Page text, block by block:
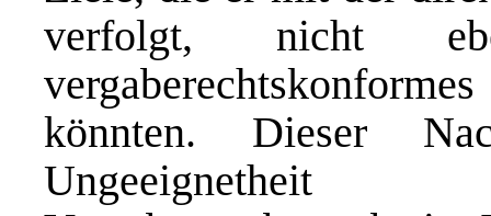
verfolgt, nicht
könnten. Dieser
Ungeeignetheit